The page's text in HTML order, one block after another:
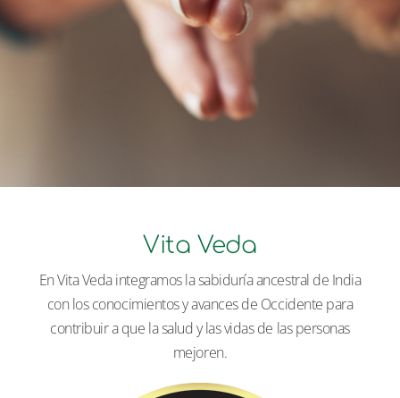
Vita Veda
En Vita Veda integramos la sabiduría ancestral de India
con los conocimientos y avances de Occidente para
contribuir a que la salud y las vidas de las personas
mejoren.